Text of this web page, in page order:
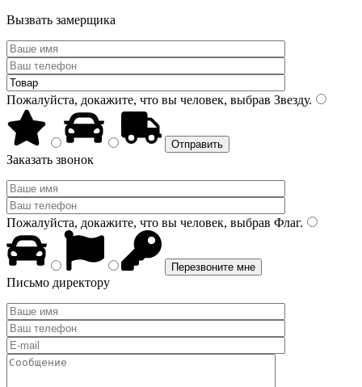
Вызвать замерщика
Пожалуйста, докажите, что вы человек, выбрав Звезду.
Заказать звонок
Пожалуйста, докажите, что вы человек, выбрав Флаг.
Письмо директору